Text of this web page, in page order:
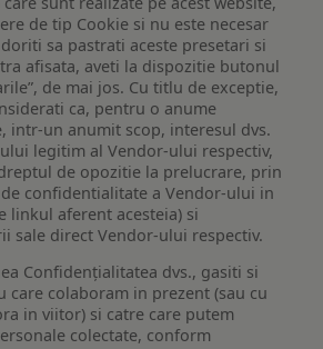
de tip Cookie si nu este necesar
sa pastrati aceste presetari si
afisata, aveti la dispozitie butonul
de mai jos. Cu titlu de exceptie,
ca, pentru o anume
intr-un anumit scop, interesul dvs.
legitim al Vendor-ului respectiv,
de opozitie la prelucrare, prin
confidentialitate a Vendor-ului in
linkul aferent acesteia) si
sale direct Vendor-ului respectiv.
Confidențialitatea dvs., gasiti si
care colaboram in prezent (sau cu
in viitor) si catre care putem
colectate, conform